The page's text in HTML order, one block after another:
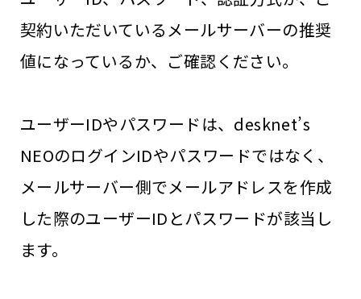
契約いただいているメールサーバーの推奨
値になっているか、ご確認ください。
ユーザーIDやパスワードは、desknet’s
NEOのログインIDやパスワードではなく、
メールサーバー側でメールアドレスを作成
した際のユーザーIDとパスワードが該当し
ます。